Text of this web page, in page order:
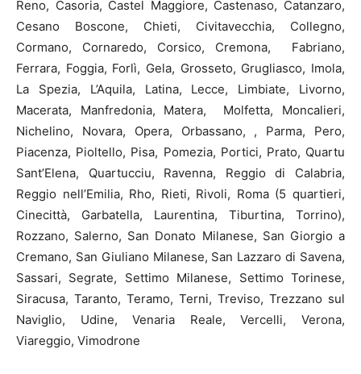
Reno, Casoria, Castel Maggiore, Castenaso, Catanzaro,
Cesano Boscone, Chieti, Civitavecchia, Collegno,
Cormano, Cornaredo, Corsico, Cremona, Fabriano,
Ferrara, Foggia, Forlì, Gela, Grosseto, Grugliasco, Imola,
La Spezia, L’Aquila, Latina, Lecce, Limbiate, Livorno,
Macerata, Manfredonia, Matera, Molfetta, Moncalieri,
Nichelino, Novara, Opera, Orbassano, , Parma, Pero,
Piacenza, Pioltello, Pisa, Pomezia, Portici, Prato, Quartu
Sant’Elena, Quartucciu, Ravenna, Reggio di Calabria,
Reggio nell’Emilia, Rho, Rieti, Rivoli, Roma (5 quartieri,
Cinecittà, Garbatella, Laurentina, Tiburtina, Torrino),
Rozzano, Salerno, San Donato Milanese, San Giorgio a
Cremano, San Giuliano Milanese, San Lazzaro di Savena,
Sassari, Segrate, Settimo Milanese, Settimo Torinese,
Siracusa, Taranto, Teramo, Terni, Treviso, Trezzano sul
Naviglio, Udine, Venaria Reale, Vercelli, Verona,
Viareggio, Vimodrone